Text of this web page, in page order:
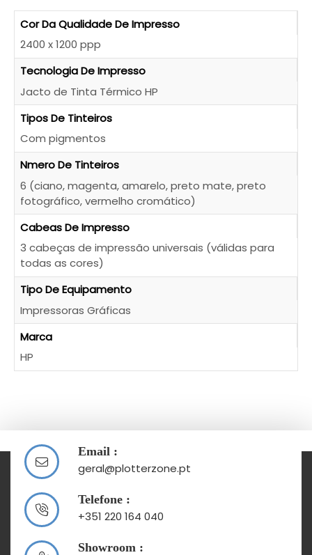
Cor Da Qualidade De Impresso
2400 x 1200 ppp
Tecnologia De Impresso
Jacto de Tinta Térmico HP
Tipos De Tinteiros
Com pigmentos
Nmero De Tinteiros
6 (ciano, magenta, amarelo, preto mate, preto
fotográfico, vermelho cromático)
Cabeas De Impresso
3 cabeças de impressão universais (válidas para
todas as cores)
Tipo De Equipamento
Impressoras Gráficas
Marca
HP
Email :
geral@plotterzone.pt
Telefone :
+351 220 164 040
Showroom :